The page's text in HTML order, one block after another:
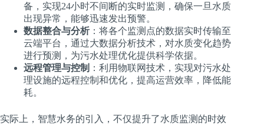
备，实现24小时不间断的实时监测，确保一旦水质
出现异常，能够迅速发出预警。
数据整合与分析：将各个监测点的数据实时传输至
云端平台，通过大数据分析技术，对水质变化趋势
进行预测，为污水处理优化提供科学依据。
远程管理与控制 ：利用物联网技术，实现对污水处
理设施的远程控制和优化，提高运营效率，降低能
耗。
实际上，智慧水务的引入，不仅提升了水质监测的时效